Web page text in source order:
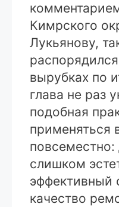
Кимрского
Лукьянову,
вырубках по
глава не раз
подобная
применяться
повсеместно:
слишком
эффективный
качество